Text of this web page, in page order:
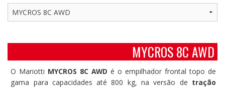
MYCROS 8C AWD
O Mariotti MYCROS 8C AWD é o empilhador frontal topo de
gama para capacidades até 800 kg, na versão de tração